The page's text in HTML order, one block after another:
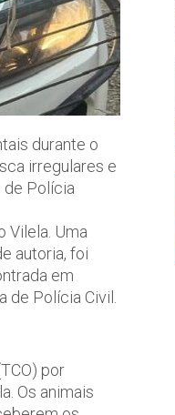
durante o
irregulares e
de Polícia
Vilela. Uma
autoria, foi
em
Polícia Civil.
por
Os animais